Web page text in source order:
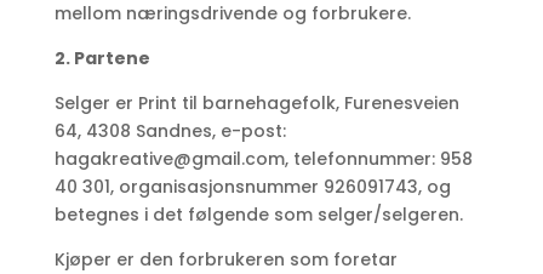
mellom næringsdrivende og forbrukere.
2. Partene
Selger er Print til barnehagefolk, Furenesveien
64, 4308 Sandnes, e-post:
hagakreative@gmail.com, telefonnummer: 958
40 301, organisasjonsnummer 926091743, og
betegnes i det følgende som selger/selgeren.
Kjøper er den forbrukeren som foretar